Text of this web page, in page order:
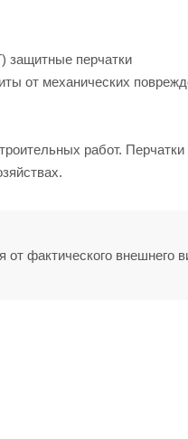
защитные перчатки
от механических
работ.
фактического внешнего